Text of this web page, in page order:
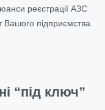
реєстрації АЗС
підприємства.
“під ключ”